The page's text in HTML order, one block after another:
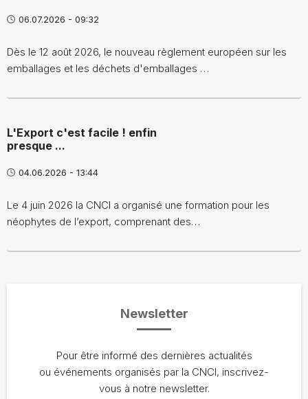
06.07.2026 - 09:32
Dès le 12 août 2026, le nouveau règlement européen sur les
emballages et les déchets d'emballages …
L'Export c'est facile ! enfin
presque ...
04.06.2026 - 13:44
Le 4 juin 2026 la CNCI a organisé une formation pour les
néophytes de l’export, comprenant des…
Newsletter
Pour être informé des dernières actualités
ou événements organisés par la CNCI, inscrivez-
vous à notre newsletter.